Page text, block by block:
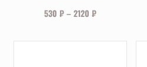
530 ₽–2120 ₽